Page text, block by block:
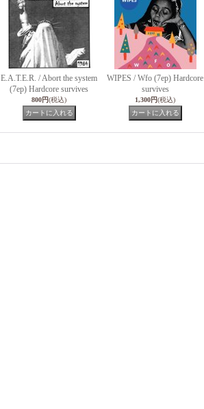
E.A.T.E.R. / Abort the system
(7ep) Hardcore survives
800円(税込)
WIPES / Wfo (7ep) Hardcore
survives
1,300円(税込)